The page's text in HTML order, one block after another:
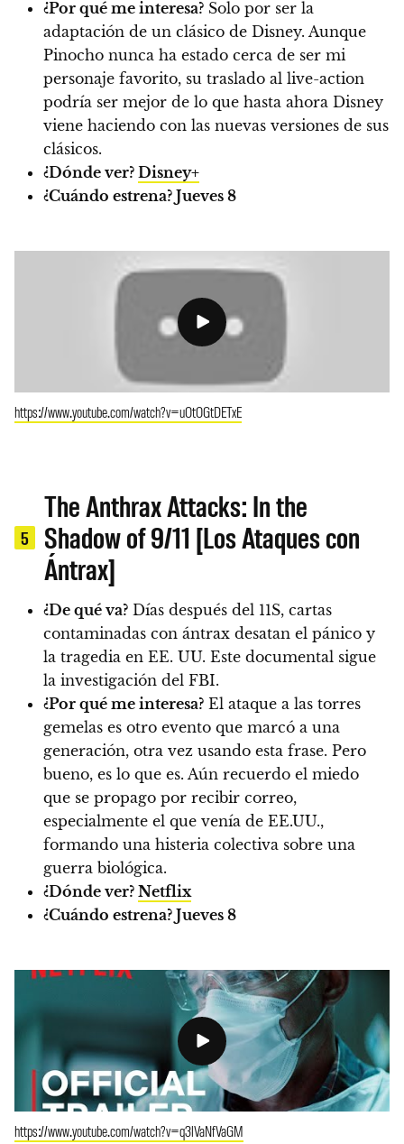
¿Por qué me interesa? Solo por ser la
adaptación de un clásico de Disney. Aunque
Pinocho nunca ha estado cerca de ser mi
personaje favorito, su traslado al live-action
podría ser mejor de lo que hasta ahora Disney
viene haciendo con las nuevas versiones de sus
clásicos.
¿Dónde ver? Disney+
¿Cuándo estrena? Jueves 8
https://www.youtube.com/watch?v=uOtOGtDETxE
5
The Anthrax Attacks: In the
Shadow of 9/11 [Los Ataques con
Ántrax]
¿De qué va? Días después del 11S, cartas
contaminadas con ántrax desatan el pánico y
la tragedia en EE. UU. Este documental sigue
la investigación del FBI.
¿Por qué me interesa? El ataque a las torres
gemelas es otro evento que marcó a una
generación, otra vez usando esta frase. Pero
bueno, es lo que es. Aún recuerdo el miedo
que se propago por recibir correo,
especialmente el que venía de EE.UU.,
formando una histeria colectiva sobre una
guerra biológica.
¿Dónde ver? Netflix
¿Cuándo estrena? Jueves 8
https://www.youtube.com/watch?v=q3lVaNfVaGM